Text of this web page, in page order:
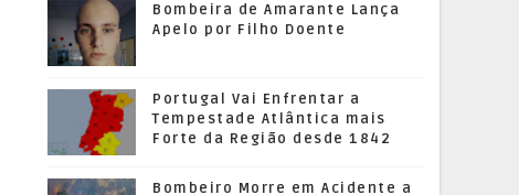
Bombeira de Amarante Lança
Apelo por Filho Doente
Portugal Vai Enfrentar a
Tempestade Atlântica mais
Forte da Região desde 1842
Bombeiro Morre em Acidente a